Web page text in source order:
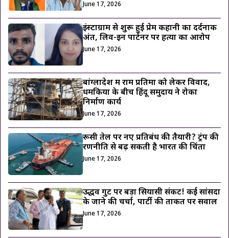
June 17, 2026
इंस्टाग्राम से शुरू हुई प्रेम कहानी का दर्दनाक
अंत, लिव-इन पार्टनर पर हत्या का आरोप
June 17, 2026
बांग्लादेश में राम प्रतिमा को लेकर विवाद,
धमकियों के बीच हिंदू समुदाय ने रोका
निर्माण कार्य
June 17, 2026
रूसी तेल पर नए प्रतिबंध की तैयारी? ट्रंप की
रणनीति से बढ़ सकती है भारत की चिंता
June 17, 2026
उद्धव गुट पर बड़ा सियासी संकट! कई सांसदों
के जाने की चर्चा, पार्टी की ताकत पर सवाल
June 17, 2026